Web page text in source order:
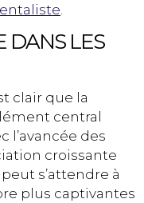
DANS LES
clair que la
central
l’avancée des
croissante
s’attendre à
plus captivantes